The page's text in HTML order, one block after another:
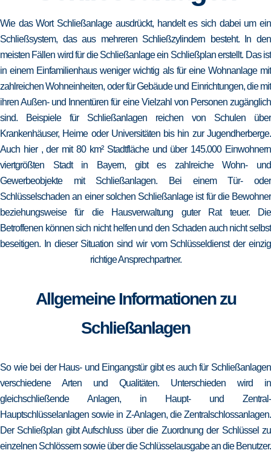
Wie das Wort Schließanlage ausdrückt, handelt es sich dabei um ein
Schließsystem, das aus mehreren Schließzylindern besteht. In den
meisten Fällen wird für die Schließanlage ein Schließplan erstellt. Das ist
in einem Einfamilienhaus weniger wichtig als für eine Wohnanlage mit
zahlreichen Wohneinheiten, oder für Gebäude und Einrichtungen, die mit
ihren Außen- und Innentüren für eine Vielzahl von Personen zugänglich
sind. Beispiele für Schließanlagen reichen von Schulen über
Krankenhäuser, Heime oder Universitäten bis hin zur Jugendherberge.
Auch hier , der mit 80 km² Stadtfläche und über 145.000 Einwohnern
viertgrößten Stadt in Bayern, gibt es zahlreiche Wohn- und
Gewerbeobjekte mit Schließanlagen. Bei einem Tür- oder
Schlüsselschaden an einer solchen Schließanlage ist für die Bewohner
beziehungsweise für die Hausverwaltung guter Rat teuer. Die
Betroffenen können sich nicht helfen und den Schaden auch nicht selbst
beseitigen. In dieser Situation sind wir vom Schlüsseldienst der einzig
richtige Ansprechpartner.
Allgemeine Informationen zu
Schließanlagen
So wie bei der Haus- und Eingangstür gibt es auch für Schließanlagen
verschiedene Arten und Qualitäten. Unterschieden wird in
gleichschließende Anlagen, in Haupt- und Zentral-
Hauptschlüsselanlagen sowie in Z-Anlagen, die Zentralschlossanlagen.
Der Schließplan gibt Aufschluss über die Zuordnung der Schlüssel zu
einzelnen Schlössern sowie über die Schlüsselausgabe an die Benutzer.